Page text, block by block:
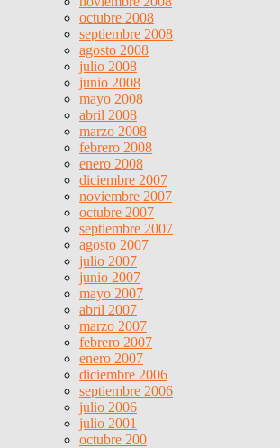
octubre 2008
septiembre 2008
agosto 2008
julio 2008
junio 2008
mayo 2008
abril 2008
marzo 2008
febrero 2008
enero 2008
diciembre 2007
noviembre 2007
octubre 2007
septiembre 2007
agosto 2007
julio 2007
junio 2007
mayo 2007
abril 2007
marzo 2007
febrero 2007
enero 2007
diciembre 2006
septiembre 2006
julio 2006
julio 2001
octubre 200